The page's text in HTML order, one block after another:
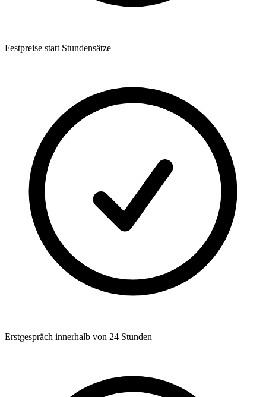
Festpreise statt Stundensätze
Erstgespräch innerhalb von 24 Stunden